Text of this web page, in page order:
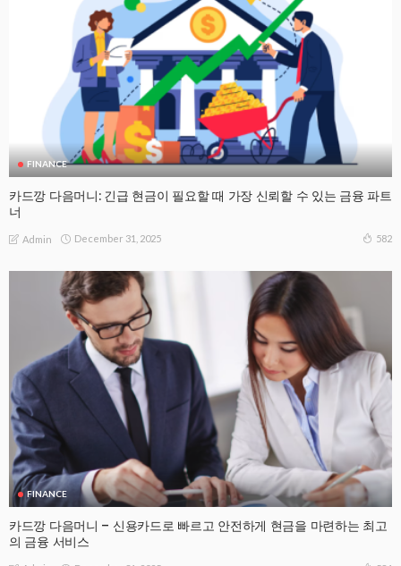
FINANCE
카드깡 다음머니: 긴급 현금이 필요할 때 가장 신뢰할 수 있는 금융 파트
너
Admin December 31, 2025 582
FINANCE
카드깡 다음머니 – 신용카드로 빠르고 안전하게 현금을 마련하는 최고
의 금융 서비스